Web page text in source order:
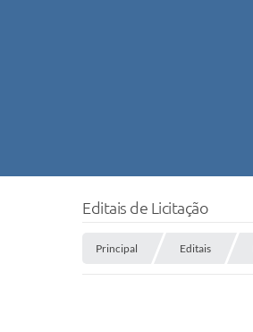
Editais de Licitação
Principal Editais